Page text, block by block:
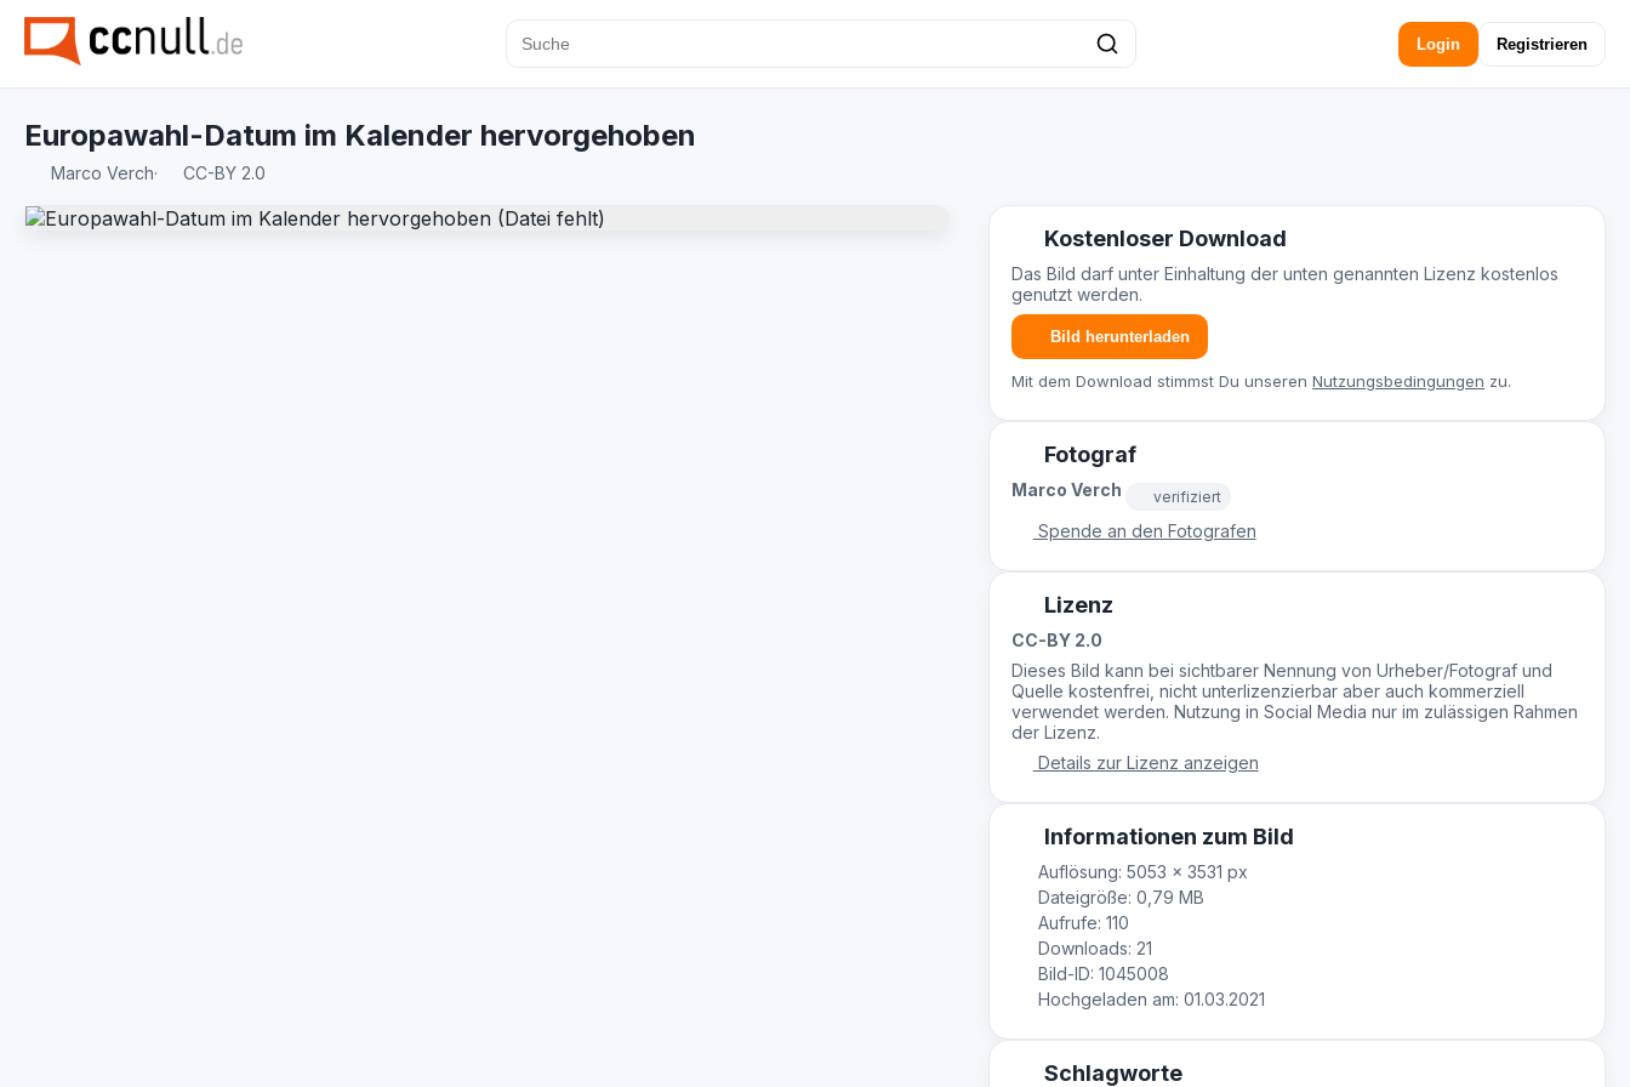
Login Registrieren
Europawahl-Datum im Kalender hervorgehoben
Marco Verch· CC-BY 2.0
Kostenloser Download
Das Bild darf unter Einhaltung der unten genannten Lizenz kostenlos
genutzt werden.
Bild herunterladen
Mit dem Download stimmst Du unserenNutzungsbedingungen zu.
Fotograf
Marco Verch verifiziert
Spende an den Fotografen
Lizenz
CC-BY 2.0
Dieses Bild kann bei sichtbarer Nennung von Urheber/Fotograf und
Quelle kostenfrei, nicht unterlizenzierbar aber auch kommerziell
verwendet werden. Nutzung in Social Media nur im zulässigen Rahmen
der Lizenz.
Details zur Lizenz anzeigen
Informationen zum Bild
Auflösung: 5053 × 3531 px
Dateigröße: 0,79 MB
Aufrufe: 110
Downloads: 21
Bild-ID: 1045008
Hochgeladen am: 01.03.2021
Schlagworte